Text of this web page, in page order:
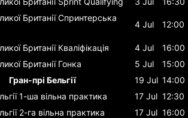
Британії Спринтерська
4 Jul 12:00
Британії Кваліфікація 4 Jul
16:00
Британії Гонка 5 Jul
15:00
Гран-прі Бельгії
19 Jul 14:00
1-ша вільна практика 17 Jul 12:30
2-га вільна практика 17 Jul 16:00